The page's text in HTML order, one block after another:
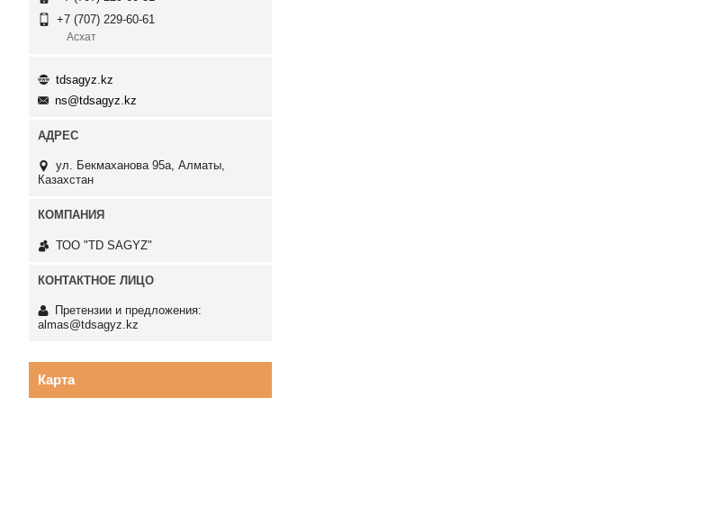
+7 (707) 229-60-61
Асхат
tdsagyz.kz
ns@tdsagyz.kz
ул. Бекмаханова 95а, Алматы,
Казахстан
ТОО "TD SAGYZ"
Претензии и предложения:
almas@tdsagyz.kz
Карта